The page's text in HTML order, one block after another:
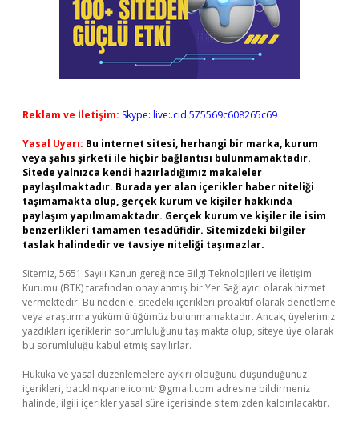
Reklam ve İletişim: Skype: live:.cid.575569c608265c69
Yasal Uyarı: Bu internet sitesi, herhangi bir marka, kurum
veya şahıs şirketi ile hiçbir bağlantısı bulunmamaktadır.
Sitede yalnızca kendi hazırladığımız makaleler
paylaşılmaktadır. Burada yer alan içerikler haber niteliği
taşımamakta olup, gerçek kurum ve kişiler hakkında
paylaşım yapılmamaktadır. Gerçek kurum ve kişiler ile isim
benzerlikleri tamamen tesadüfidir. Sitemizdeki bilgiler
taslak halindedir ve tavsiye niteliği taşımazlar.
Sitemiz, 5651 Sayılı Kanun gereğince Bilgi Teknolojileri ve İletişim
Kurumu (BTK) tarafından onaylanmış bir Yer Sağlayıcı olarak hizmet
vermektedir. Bu nedenle, sitedeki içerikleri proaktif olarak denetleme
veya araştırma yükümlülüğümüz bulunmamaktadır. Ancak, üyelerimiz
yazdıkları içeriklerin sorumluluğunu taşımakta olup, siteye üye olarak
bu sorumluluğu kabul etmiş sayılırlar.
Hukuka ve yasal düzenlemelere aykırı olduğunu düşündüğünüz
içerikleri, backlinkpanelicomtr@gmail.com adresine bildirmeniz
halinde, ilgili içerikler yasal süre içerisinde sitemizden kaldırılacaktır.